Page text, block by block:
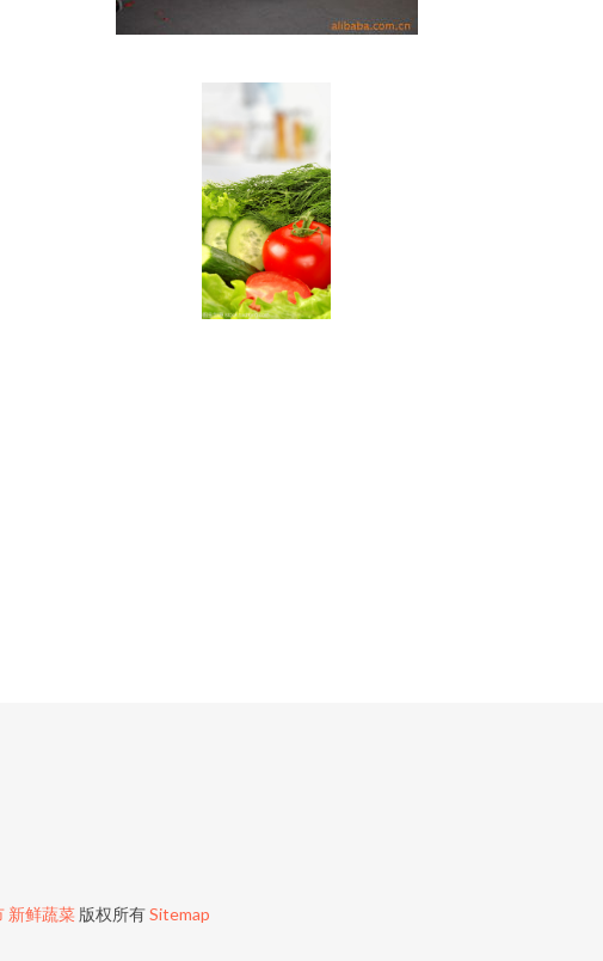
新鲜蔬菜 版权所有Sitemap